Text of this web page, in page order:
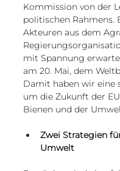
Kommission von der
politischen Rahmens.
Akteuren aus dem
mit Spannung
am 20. Mai, dem
Damit haben wir eine
um die Zukunft der
Bienen und der
Zwei Strategien
Umwelt